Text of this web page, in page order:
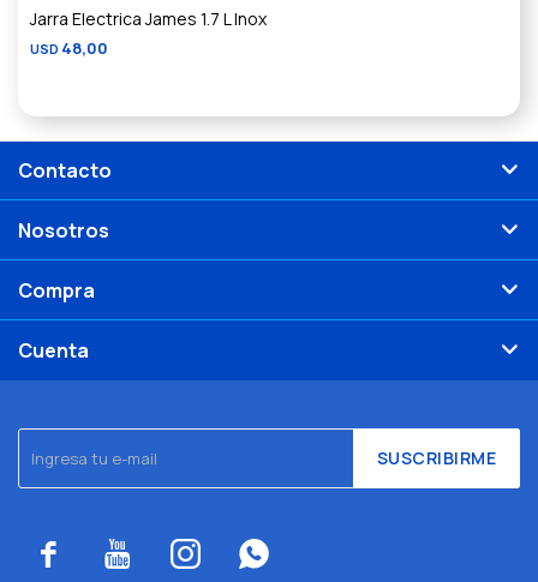
Jarra Electrica James 1.7 L Inox
USD 48,00
SUSCRIBIRME
   
Contacto
Nosotros
Compra
Cuenta